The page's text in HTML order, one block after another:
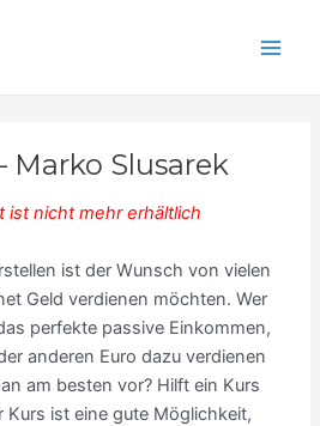
Marko Slusarek
ist nicht mehr erhältlich
ist der Wunsch von vielen
Geld verdienen möchten. Wer
perfekte passive Einkommen,
anderen Euro dazu verdienen
am besten vor? Hilft ein Kurs
Kurs ist eine gute Möglichkeit,